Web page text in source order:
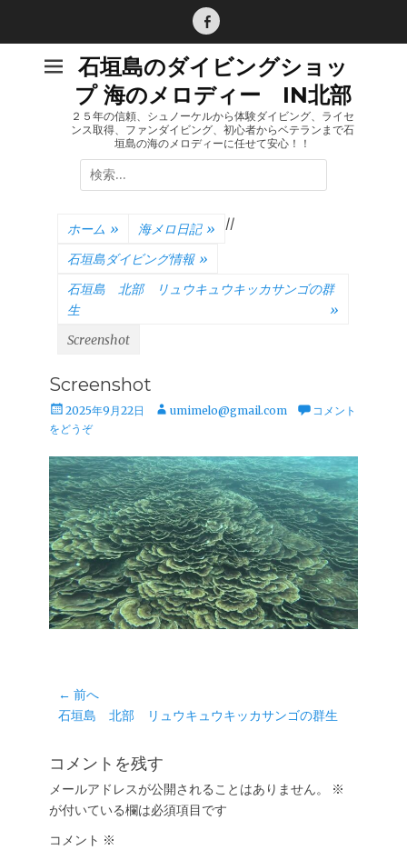
Facebook
石垣島のダイビングショッ
プ 海のメロディー IN北部
２５年の信頼、シュノーケルから体験ダイビング、ライセ
ンス取得、ファンダイビング、初心者からベテランまで石
垣島の海のメロディーに任せて安心！！
検
索:
ホーム » 海メロ日記 » /
石垣島ダイビング情報 »
/
石垣島 北部 リュウキュウキッカサンゴの群
生
»
Screenshot
Screenshot
投
稿
2025年9月22日
投 umimelo@gmail.com
コメント
をどうぞ
投
稿
ビ
ゲ
ー
シ
← 前へ
前
投
石垣島 北部 リュウキュウキッカサンゴの群生
コメントを残す
メールアドレスが公開されることはありません。
※
が付いている欄は必須項目です
コメント ※